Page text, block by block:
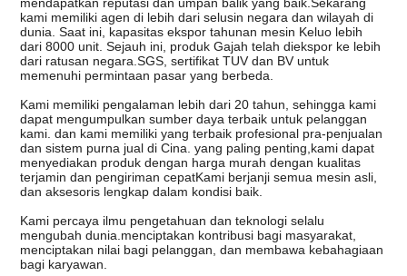
mendapatkan reputasi dan umpan balik yang baik.Sekarang
kami memiliki agen di lebih dari selusin negara dan wilayah di
dunia. Saat ini, kapasitas ekspor tahunan mesin Keluo lebih
dari 8000 unit. Sejauh ini, produk Gajah telah diekspor ke lebih
dari ratusan negara.SGS, sertifikat TUV dan BV untuk
memenuhi permintaan pasar yang berbeda.
Kami memiliki pengalaman lebih dari 20 tahun, sehingga kami
dapat mengumpulkan sumber daya terbaik untuk pelanggan
kami. dan kami memiliki yang terbaik profesional pra-penjualan
dan sistem purna jual di Cina. yang paling penting,kami dapat
menyediakan produk dengan harga murah dengan kualitas
terjamin dan pengiriman cepatKami berjanji semua mesin asli,
dan aksesoris lengkap dalam kondisi baik.
Kami percaya ilmu pengetahuan dan teknologi selalu
mengubah dunia.menciptakan kontribusi bagi masyarakat,
menciptakan nilai bagi pelanggan, dan membawa kebahagiaan
bagi karyawan.